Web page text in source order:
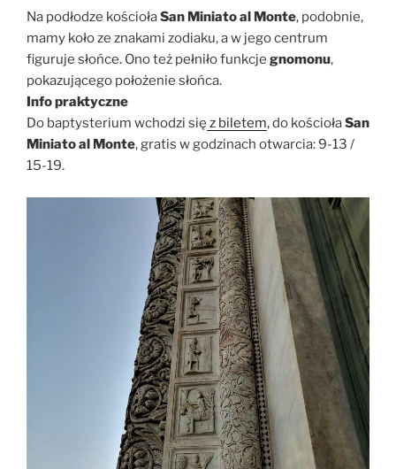
Na podłodze kościołaSan Miniato al Monte, podobnie,
mamy koło ze znakami zodiaku, a w jego centrum
figuruje słońce. Ono też pełniło funkcje gnomonu,
pokazującego położenie słońca.
Info praktyczne
Do baptysterium wchodzi się z biletem, do kościołaSan
Miniato al Monte, gratis w godzinach otwarcia: 9-13 /
15-19.